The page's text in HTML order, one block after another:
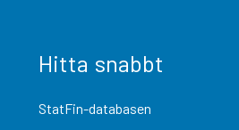
Hitta snabbt
StatFin-databasen